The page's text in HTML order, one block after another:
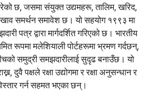
गरेको छ, जसमा संयुक्त उद्यमहरू, तालिम, खरिद,
समर्थन समावेश छ। यो सहयोग १९९३ मा
पत्र द्वारा मार्गदर्शित गरिएको छ। भारतीय
रूपमा मलेशियाली पोर्टहरूमा भ्रमण गर्दछन्,
समुद्री समझदारीलाई सुदृढ बनाउँछ। यो
दुवै पक्षले रक्षा उद्योगमा र रक्षा अनुसन्धान र
गर्न सहमत भएका छन्।